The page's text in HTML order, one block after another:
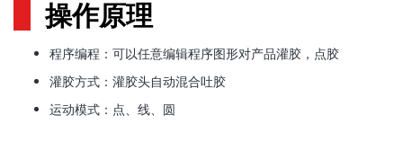
操作原理
程序编程：可以任意编辑程序图形对产品灌胶，点胶
灌胶方式：灌胶头自动混合吐胶
运动模式：点、线、圆